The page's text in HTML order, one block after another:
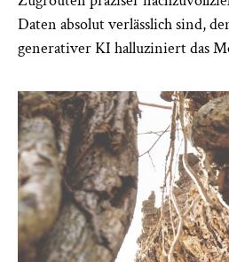
Daten absolut verlässlich sind,
generativer KI halluziniert das